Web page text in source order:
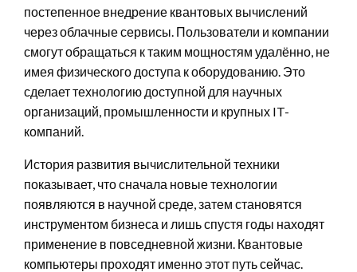
постепенное внедрение квантовых вычислений
через облачные сервисы. Пользователи и компании
смогут обращаться к таким мощностям удалённо, не
имея физического доступа к оборудованию. Это
сделает технологию доступной для научных
организаций, промышленности и крупных IT-
компаний.
История развития вычислительной техники
показывает, что сначала новые технологии
появляются в научной среде, затем становятся
инструментом бизнеса и лишь спустя годы находят
применение в повседневной жизни. Квантовые
компьютеры проходят именно этот путь сейчас.